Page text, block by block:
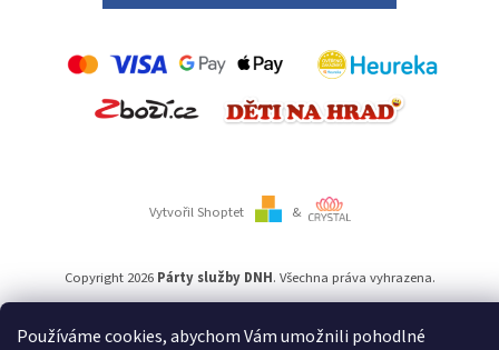
Používáme cookies, abychom Vám umožnili pohodlné
Vytvořil Shoptet &
Copyright 2026 Párty služby DNH. Všechna práva vyhrazena.
Používámeověření věku Adulto